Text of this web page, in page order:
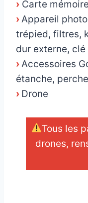
› Carte
› Appareil
trépied, filtres,
dur externe, clé
› Accessoires
étanche,
› Drone
Tous les
drones,